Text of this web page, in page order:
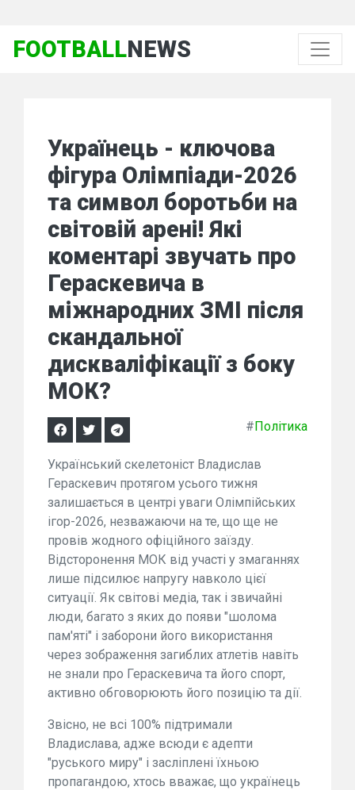
FOOTBALLNEWS
Українець - ключова
фігура Олімпіади-2026
та символ боротьби на
світовій арені! Які
коментарі звучать про
Гераскевича в
міжнародних ЗМІ після
скандальної
дискваліфікації з боку
МОК?
#Політика
Український скелетоніст Владислав
Гераскевич протягом усього тижня
залишається в центрі уваги Олімпійських
ігор-2026, незважаючи на те, що ще не
провів жодного офіційного заїзду.
Відсторонення МОК від участі у змаганнях
лише підсилює напругу навколо цієї
ситуації. Як світові медіа, так і звичайні
люди, багато з яких до появи "шолома
пам'яті" і заборони його використання
через зображення загиблих атлетів навіть
не знали про Гераскевича та його спорт,
активно обговорюють його позицію та дії.
Звісно, не всі 100% підтримали
Владислава, адже всюди є адепти
"руського миру" і засліплені їхньою
пропагандою, хтось вважає, що українець